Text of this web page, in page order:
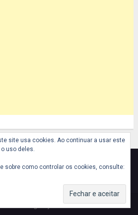
Businessclass
site usa cookies. Ao continuar a usar este
uso deles.
sobre como controlar os cookies, consulte: